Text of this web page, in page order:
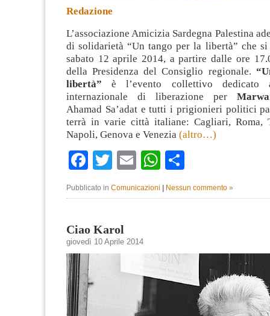
Redazione
L’associazione Amicizia Sardegna Palestina
di solidarietà “Un tango per la libertà” che
sabato 12 aprile 2014, a partire dalle ore
della Presidenza del Consiglio regionale.
libertà” è l’evento collettivo dedicato
internazionale di liberazione per
Ahamad Sa’adat e tutti i prigionieri politici
terrà in varie città italiane: Cagliari, Roma,
Napoli, Genova e Venezia (altro…)
Facebook
TwitterEmailWhatsApp
Pubblicato in Comunicazioni | Nessun commento »
Ciao Karol
giovedì 10 Aprile 2014